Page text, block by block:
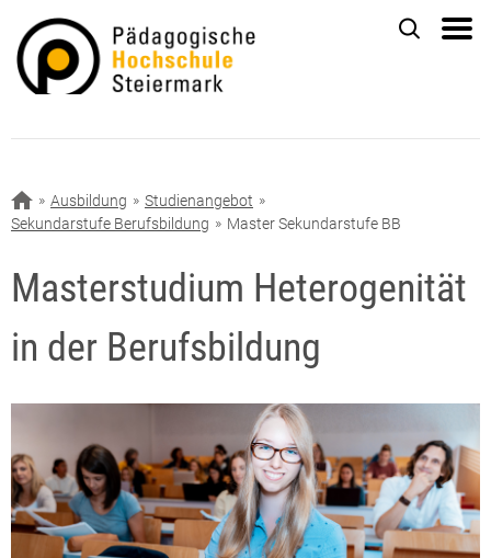
Ausbildung
Studienangebot
Sekundarstufe Berufsbildung
Master Sekundarstufe BB
Masterstudium Heterogenität
in der Berufsbildung